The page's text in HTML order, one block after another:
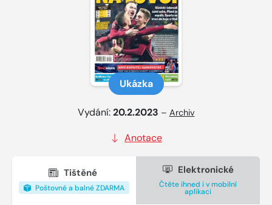
Ukázka
Vydání:20.2.2023 – Archiv
Anotace
Tištěné
Poštovné a balné ZDARMA
Elektronické
Čtěte ihned i v mobilní
aplikaci